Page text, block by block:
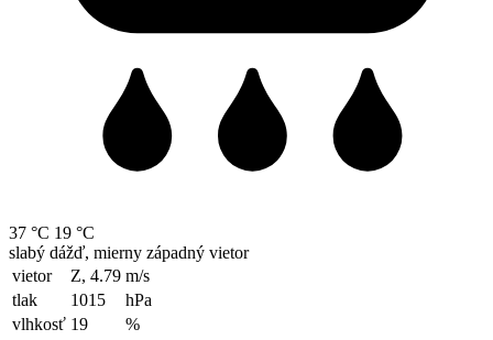
37 °C 19 °C
slabý dážď, mierny západný vietor
vietor
Z, 4.79 m/s
tlak
1015
hPa
vlhkosť 19
%